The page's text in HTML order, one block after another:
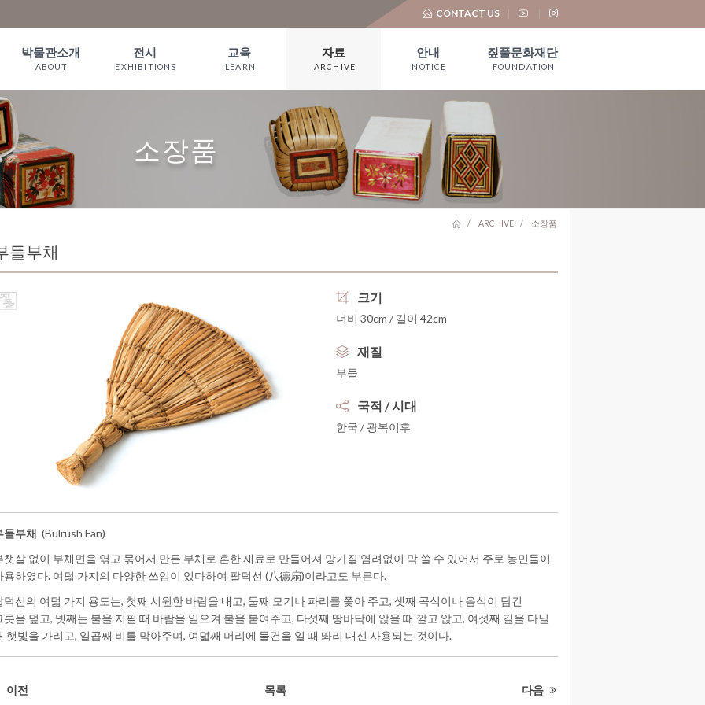
CONTACT US
박물관소개
ABOUT
인사말
WELCOME
짚풀문화 이야
기
관람안내
전시
EXHIBITIONS
온라인전시
교육
LEARN
예약확인
자료
ARCHIVE
소장품
서 적
안내
NOTICE
언론보도
대 관
유물기증
짚풀문화재단
FOUNDATION
재단 소개
기부금 모금 및
활용실적
소장품
ARCHIVE 소장품
들부채
크기
너비 30cm / 길이 42cm
재질
부들
국적 / 시대
한국 / 광복이후
들부채 (Bulrush Fan)
챗살 없이 부채면을 엮고 묶어서 만든 부채로 흔한 재료로 만들어져 망가질 염려없이 막 쓸 수 있어서 주로 농민들이
용하였다. 여덟 가지의 다양한 쓰임이 있다하여 팔덕선(八德扇)이라고도 부른다.
덕선의 여덟 가지 용도는, 첫째 시원한 바람을 내고, 둘째 모기나 파리를 쫓아 주고, 셋째 곡식이나 음식이 담긴
릇을 덮고, 넷째는 불을 지필 때 바람을 일으켜 불을 붙여주고, 다섯째 땅바닥에 앉을 때 깔고 앉고, 여섯째 길을 다닐
햇빛을 가리고, 일곱째 비를 막아주며, 여덟째 머리에 물건을 일 때 똬리 대신 사용되는 것이다.
이전 목록 다음